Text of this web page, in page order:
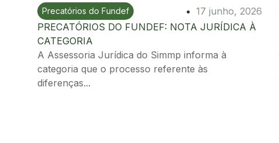
Ir para postagem
Precatórios do Fundef
17 junho, 2026
PRECATÓRIOS DO FUNDEF: NOTA JURÍDICA À
CATEGORIA
A Assessoria Jurídica do Simmp informa à
categoria que o processo referente às
diferenças...